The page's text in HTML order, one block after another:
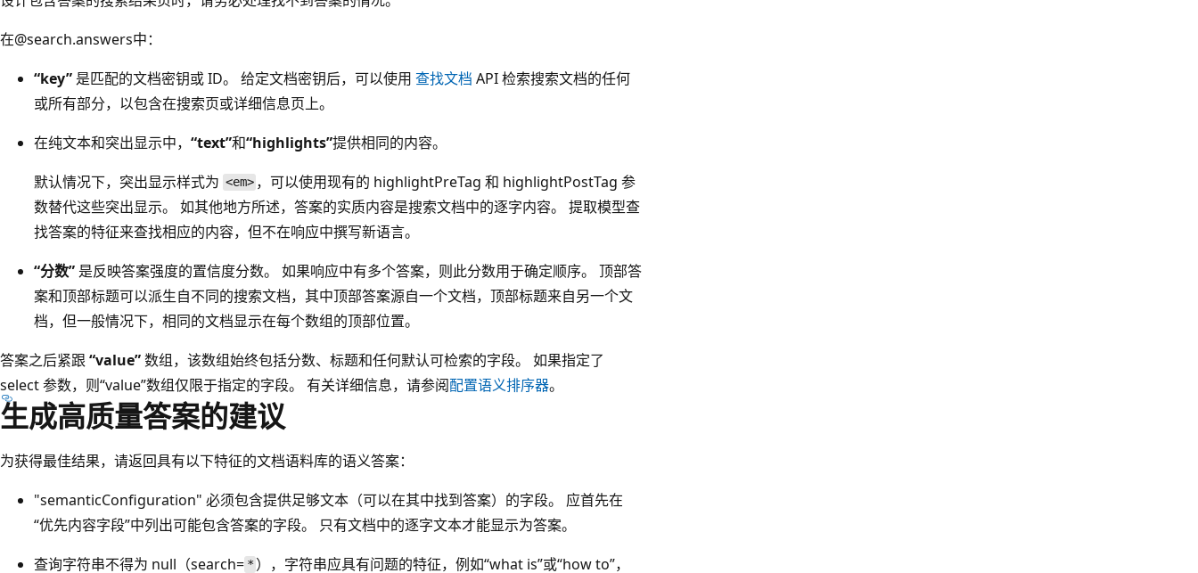
在@search.answers中：
“key” 是匹配的文档密钥或 ID。 给定文档密钥后，可以使用 查找文档 API 检索搜索文档的任何
或所有部分，以包含在搜索页或详细信息页上。
在纯文本和突出显示中， “text”和“highlights”提供相同的内容。
默认情况下，突出显示样式为 <em> ，可以使用现有的 highlightPreTag 和 highlightPostTag 参
数替代这些突出显示。 如其他地方所述，答案的实质内容是搜索文档中的逐字内容。 提取模型查
找答案的特征来查找相应的内容，但不在响应中撰写新语言。
“分数” 是反映答案强度的置信度分数。 如果响应中有多个答案，则此分数用于确定顺序。 顶部答
案和顶部标题可以派生自不同的搜索文档，其中顶部答案源自一个文档，顶部标题来自另一个文
档，但一般情况下，相同的文档显示在每个数组的顶部位置。
答案之后紧跟 “value”数组，该数组始终包括分数、标题和任何默认可检索的字段。 如果指定了
select 参数，则“value”数组仅限于指定的字段。 有关详细信息，请参阅配置语义排序器。
生成高质量答案的建议
为获得最佳结果，请返回具有以下特征的文档语料库的语义答案：
"semanticConfiguration" 必须包含提供足够文本（可以在其中找到答案）的字段。 应首先在
“优先内容字段”中列出可能包含答案的字段。 只有文档中的逐字文本才能显示为答案。
查询字符串不得为 null（search= * ），字符串应具有问题的特征，例如“what is”或“how to”，